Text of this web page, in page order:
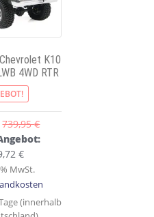
K10
4WD RTR
739,95 €
€Aktueller
Preis
ist:
619,72 €.
MwSt.
(innerhalb